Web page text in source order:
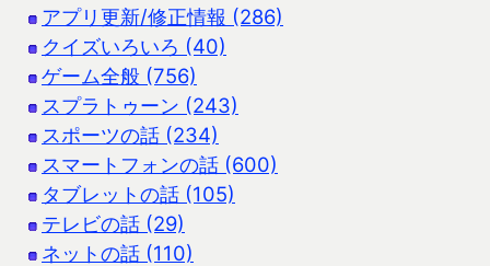
アプリ更新/修正情報 (286)
クイズいろいろ (40)
ゲーム全般 (756)
スプラトゥーン (243)
スポーツの話 (234)
スマートフォンの話 (600)
タブレットの話 (105)
テレビの話 (29)
ネットの話 (110)